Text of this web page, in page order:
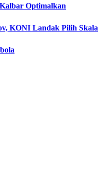
Optimalkan
KONI Landak Pilih Skala